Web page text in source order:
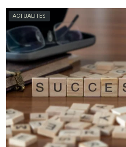
ACTUALITÉS